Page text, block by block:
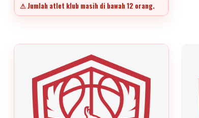
⚠ Jumlah atlet klub masih di bawah 12 orang.